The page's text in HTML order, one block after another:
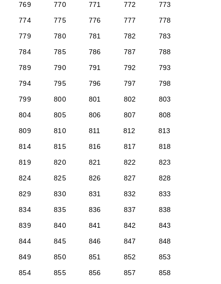
769
770 771 772
773
774
775 776 777
778
779
780 781 782
783
784
785 786 787
788
789
790 791 792
793
794
795 796 797
798
799
800 801 802
803
804
805 806 807
808
809
810 811 812
813
814
815 816 817
818
819
820 821 822
823
824
825 826 827
828
829
830 831 832
833
834
835 836 837
838
839
840 841 842
843
844
845 846 847
848
849
850 851 852
853
854
855 856 857
858